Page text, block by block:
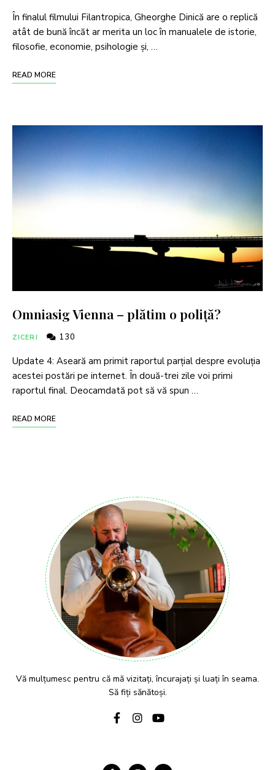
În finalul filmului Filantropica, Gheorghe Dinică are o replică
atât de bună încăt ar merita un loc în manualele de istorie,
filosofie, economie, psihologie și, …
READ MORE
Omniasig Vienna – plătim o poliță?
ZICERI 130
Update 4: Aseară am primit raportul parțial despre evoluția
acestei postări pe internet. În două-trei zile voi primi
raportul final. Deocamdată pot să vă spun …
READ MORE
Vă mulțumesc pentru că mă vizitați, încurajați și luați în seama.
Să fiți sănătoși.